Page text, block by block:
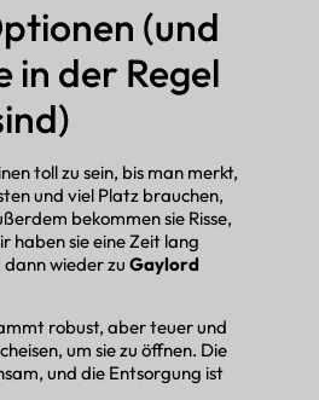
(und
in der Regel
toll zu sein, bis man merkt,
und viel Platz brauchen,
bekommen sie Risse,
haben sie eine Zeit lang
wieder zu Gaylord
robust, aber teuer und
um sie zu öffnen. Die
und die Entsorgung ist